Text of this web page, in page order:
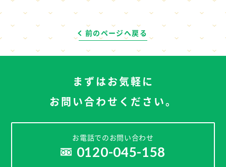
前のページへ戻る
まずはお気軽に
お問い合わせください。
お電話でのお問い合わせ
0120-045-158